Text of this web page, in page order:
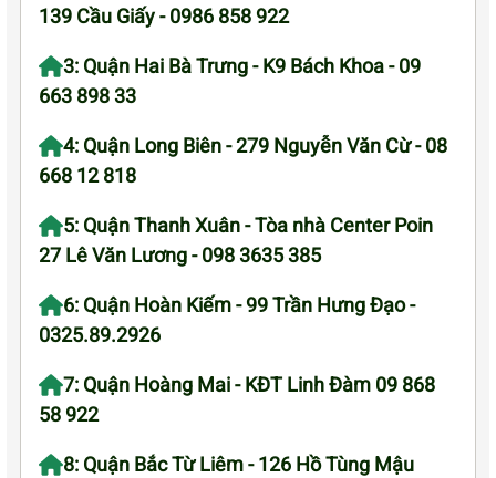
139 Cầu Giấy - 0986 858 922
3: Quận Hai Bà Trưng - K9 Bách Khoa - 09
663 898 33
4: Quận Long Biên - 279 Nguyễn Văn Cừ - 08
668 12 818
5: Quận Thanh Xuân - Tòa nhà Center Poin
27 Lê Văn Lương - 098 3635 385
6: Quận Hoàn Kiếm - 99 Trần Hưng Đạo -
0325.89.2926
7: Quận Hoàng Mai - KĐT Linh Đàm 09 868
58 922
8: Quận Bắc Từ Liêm - 126 Hồ Tùng Mậu